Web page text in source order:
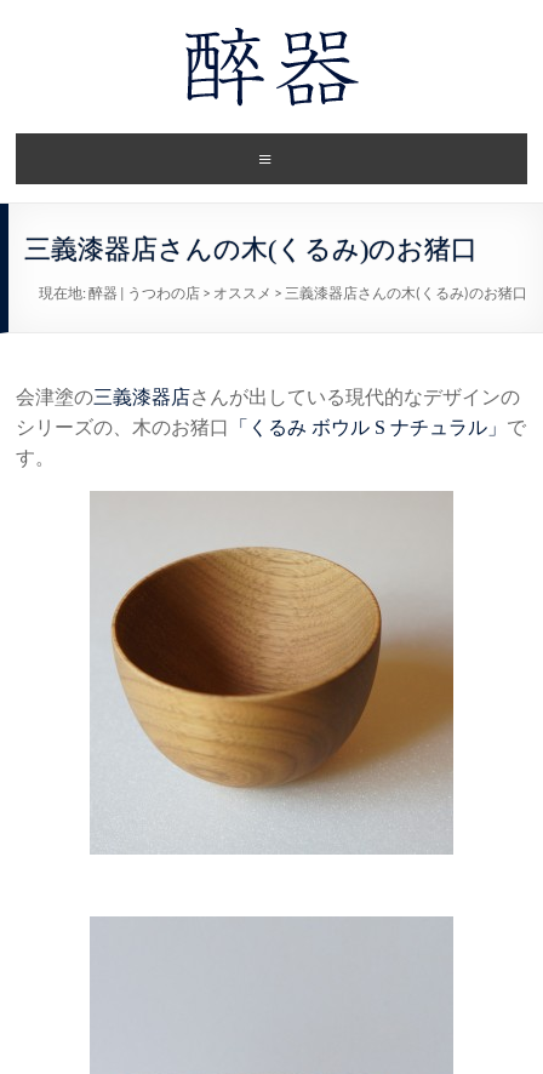
三義漆器店さんの木(くるみ)のお猪口
現在地: 醉器 | うつわの店> オススメ > 三義漆器店さんの木(くるみ)のお猪口
会津塗の三義漆器店さんが出している現代的なデザインの
シリーズの、木のお猪口
「くるみ ボウル S ナチュラル」 で
す。